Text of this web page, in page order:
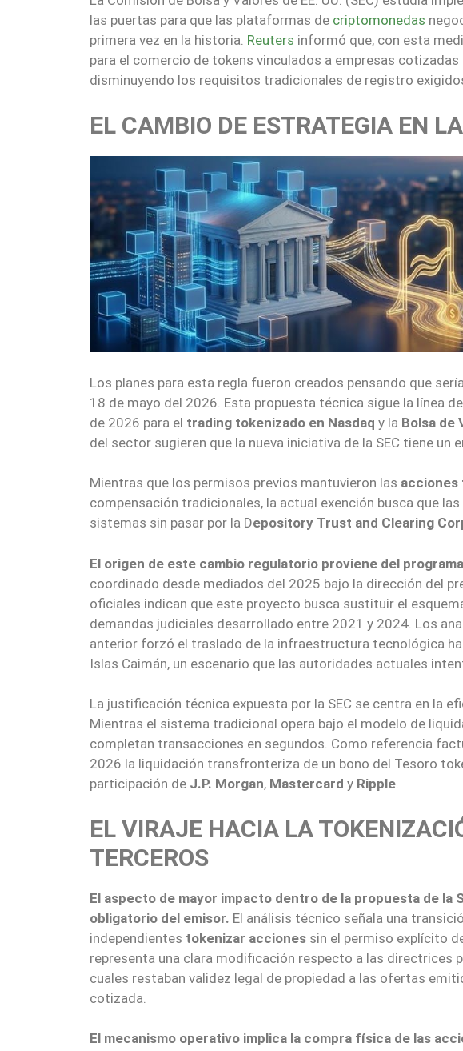
las puertas para que las plataformas de criptomonedas
primera vez en la historia. Reuters informó que, con esta
para el comercio de tokens vinculados a empresas
disminuyendo los requisitos tradicionales de registro
EL CAMBIO DE ESTRATEGIA EN
Los planes para esta regla fueron creados pensando que
18 de mayo del 2026. Esta propuesta técnica sigue la línea
de 2026 para el trading tokenizado en Nasdaq y la Bolsa de
del sector sugieren que la nueva iniciativa de la SEC tiene
Mientras que los permisos previos mantuvieron las acciones
compensación tradicionales, la actual exención busca que
sistemas sin pasar por la Depository Trust and Clearing
El origen de este cambio regulatorio proviene del
coordinado desde mediados del 2025 bajo la dirección del
oficiales indican que este proyecto busca sustituir el
demandas judiciales desarrollado entre 2021 y 2024. Los
anterior forzó el traslado de la infraestructura tecnológica
Islas Caimán, un escenario que las autoridades actuales
La justificación técnica expuesta por la SEC se centra en la
Mientras el sistema tradicional opera bajo el modelo de
completan transacciones en segundos. Como referencia
2026 la liquidación transfronteriza de un bono del Tesoro
participación de J.P. Morgan, Mastercard y Ripple.
EL VIRAJE HACIA LA
TERCEROS
El aspecto de mayor impacto dentro de la propuesta de la
obligatorio del emisor. El análisis técnico señala una
independientes tokenizar acciones sin el permiso explícito
representa una clara modificación respecto a las directrices
cuales restaban validez legal de propiedad a las ofertas
cotizada.
El mecanismo operativo implica la compra física de las